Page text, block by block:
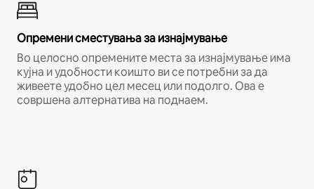
Опремени сместувања за изнајмување
Во целосно опремените места за изнајмување има
кујна и удобности коишто ви се потребни за да
живеете удобно цел месец или подолго. Ова е
совршена алтернатива на поднаем.